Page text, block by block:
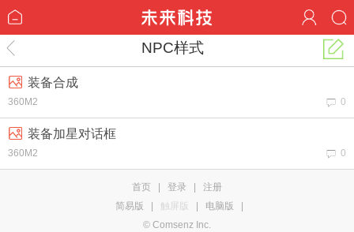
NPC样式
0
装备合成
360M2
0
装备加星对话框
360M2
首页 登录
注册
简易版
触屏版 电脑版
© Comsenz Inc.